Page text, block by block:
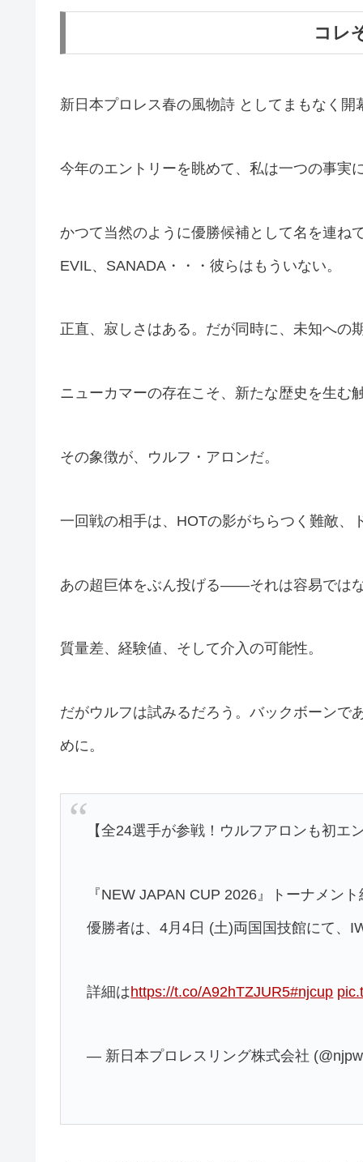
コレ
新日本プロレス春の風物詩 としてまもなく開
今年のエントリーを眺めて、私は一つの事実
かつて当然のように優勝候補として名を連
EVIL、 SANADA・・・彼らはもういない。
正直、寂しさはある。だが同時に、未知への
ニューカマーの存在こそ、新たな歴史を生む
その象徴が、 ウルフ・アロンだ。
一回戦の相手は、HOTの影がちらつく難敵、
あの超巨体をぶん投げる――それは容易では
質量差、経験値、そして介入の可能性。
だがウルフは試みるだろう。バックボーンで
めに。
【全24選手が参戦！ウルフアロンも初エ
『NEW JAPAN CUP 2026』トーナメン
優勝者は、4月4日 (土)両国国技館にて、
詳細はhttps://t.co/A92hTZJUR5#njcup
— 新日本プロレスリング株式会社